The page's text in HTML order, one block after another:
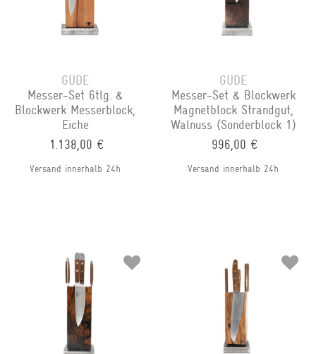
GÜDE
Messer-Set 6tlg. &
Blockwerk Messerblock,
Eiche
1.138,00 €
Versand innerhalb 24h
GÜDE
Messer-Set & Blockwerk
Magnetblock Strandgut,
Walnuss (Sonderblock 1)
996,00 €
Versand innerhalb 24h